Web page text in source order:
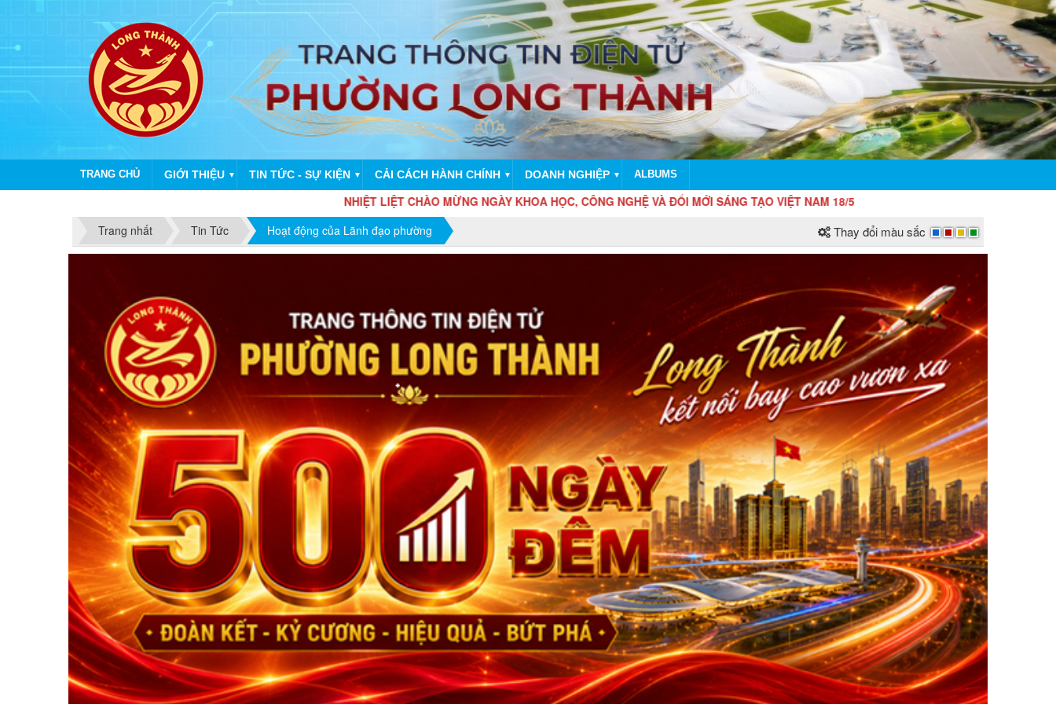
TRANG CHỦ GIỚI THIỆU ▼ TIN TỨC - SỰ KIỆN ▼ CẢI CÁCH HÀNH CHÍNH ▼ DOANH NGHIỆP ▼ ALBUMS
NHIỆT LIỆT CHÀO MỪNG NGÀY KHOA HỌC, CÔNG NGHỆ VÀ ĐỔI MỚI SÁNG TẠO VIỆT NAM 18/5
Trang nhất
Tin Tức Hoạt động của Lãnh đạo phường Thay đổi màu sắc
TIN MỚI TIN XEM NHIỀU
Phường Long Thành
Tìm
Giới thiệu
Cơ cấu tổ chức
Tin tức - Sự kiện
Văn bản
Cải cách hành chính
TIN CHỈ ĐẠO - ĐIỀU HÀNH
Trao Quyết định tuyển dụng mới và tiếp
nhận viên chức Trung tâm Dịch vụ